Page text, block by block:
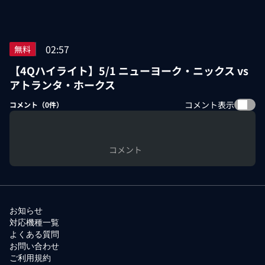
無料 02:57
【4Qハイライト】5/1 ニューヨーク・ニックス vs
アトランタ・ホークス
コメント（0件） コメント表示
コメント
お知らせ
対応機種一覧
よくある質問
お問い合わせ
ご利用規約